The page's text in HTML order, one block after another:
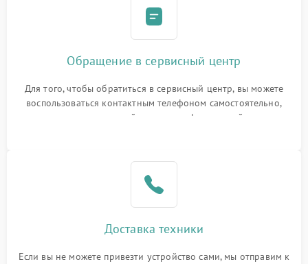
Обращение в сервисный центр
Для того, чтобы обратиться в сервисный центр, вы можете
воспользоваться контактным телефоном самостоятельно,
или оставить свой номер телефона на сайте
Доставка техники
Если вы не можете привезти устройство сами, мы отправим к